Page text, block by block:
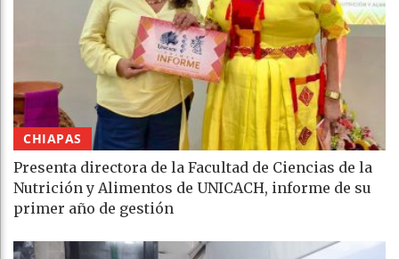
CHIAPAS
Presenta directora de la Facultad de Ciencias de la
Nutrición y Alimentos de UNICACH, informe de su
primer año de gestión